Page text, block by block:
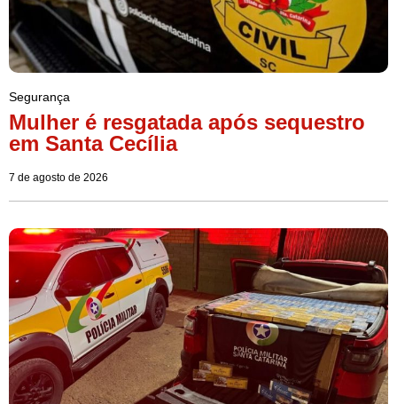
Segurança
Mulher é resgatada após sequestro
em Santa Cecília
7 de agosto de 2026